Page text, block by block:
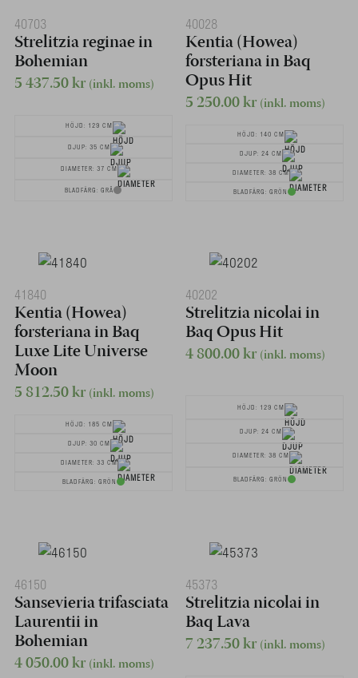
40703
Strelitzia reginae in
Bohemian
5 437.50kr(inkl. moms)
HÖJD: 129 CM
DJUP: 35 CM
DIAMETER: 37 CM
BLADFÄRG: GRÅ
40028
Kentia (Howea)
forsteriana in Baq
Opus Hit
5 250.00kr(inkl. moms)
HÖJD: 140 CM
DJUP: 24 CM
DIAMETER: 38 CM
BLADFÄRG: GRÖN
41840
Kentia (Howea)
forsteriana in Baq
Luxe Lite Universe
Moon
5 812.50kr(inkl. moms)
HÖJD: 185 CM
DJUP: 30 CM
DIAMETER: 33 CM
BLADFÄRG: GRÖN
40202
Strelitzia nicolai in
Baq Opus Hit
4 800.00kr(inkl. moms)
HÖJD: 129 CM
DJUP: 24 CM
DIAMETER: 38 CM
BLADFÄRG: GRÖN
46150
Sansevieria trifasciata
Laurentii in
Bohemian
4 050.00kr(inkl. moms)
45373
Strelitzia nicolai in
Baq Lava
7 237.50kr(inkl. moms)